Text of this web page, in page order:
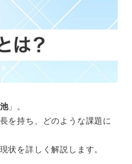
」。
を持ち、どのような課題に
状を詳しく解説します。